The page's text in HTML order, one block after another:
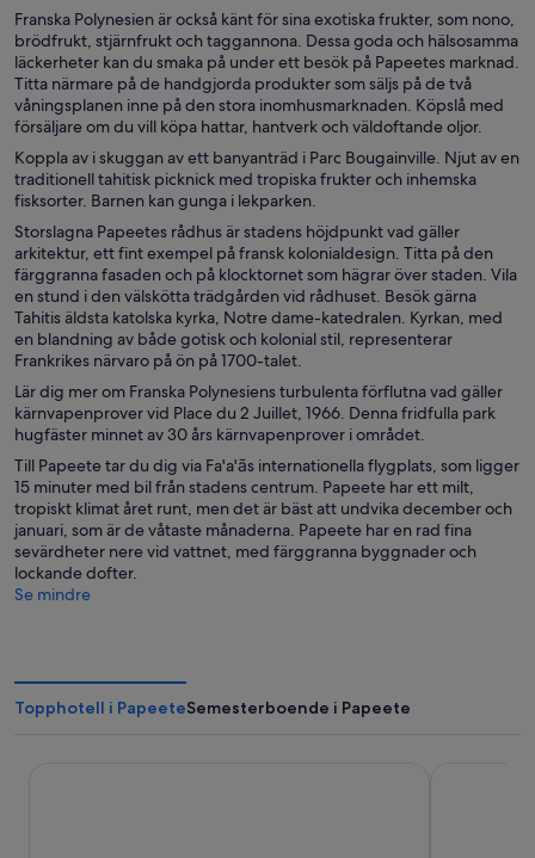
Franska Polynesien är också känt för sina exotiska frukter, som nono,
brödfrukt, stjärnfrukt och taggannona. Dessa goda och hälsosamma
läckerheter kan du smaka på under ett besök på Papeetes marknad.
Titta närmare på de handgjorda produkter som säljs på de två
våningsplanen inne på den stora inomhusmarknaden. Köpslå med
försäljare om du vill köpa hattar, hantverk och väldoftande oljor.
Koppla av i skuggan av ett banyanträd i Parc Bougainville. Njut av en
traditionell tahitisk picknick med tropiska frukter och inhemska
fisksorter. Barnen kan gunga i lekparken.
Storslagna Papeetes rådhus är stadens höjdpunkt vad gäller
arkitektur, ett fint exempel på fransk kolonialdesign. Titta på den
färggranna fasaden och på klocktornet som hägrar över staden. Vila
en stund i den välskötta trädgården vid rådhuset. Besök gärna
Tahitis äldsta katolska kyrka, Notre dame-katedralen. Kyrkan, med
en blandning av både gotisk och kolonial stil, representerar
Frankrikes närvaro på ön på 1700-talet.
Lär dig mer om Franska Polynesiens turbulenta förflutna vad gäller
kärnvapenprover vid Place du 2 Juillet, 1966. Denna fridfulla park
hugfäster minnet av 30 års kärnvapenprover i området.
Till Papeete tar du dig via Fa'a'ās internationella flygplats, som ligger
15 minuter med bil från stadens centrum. Papeete har ett milt,
tropiskt klimat året runt, men det är bäst att undvika december och
januari, som är de våtaste månaderna. Papeete har en rad fina
sevärdheter nere vid vattnet, med färggranna byggnader och
lockande dofter.
Se mindre
Topphotell i PapeeteSemesterboende i Papeete